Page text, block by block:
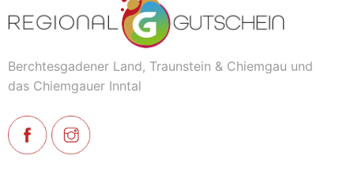
Berchtesgadener Land, Traunstein & Chiemgau und
das Chiemgauer Inntal